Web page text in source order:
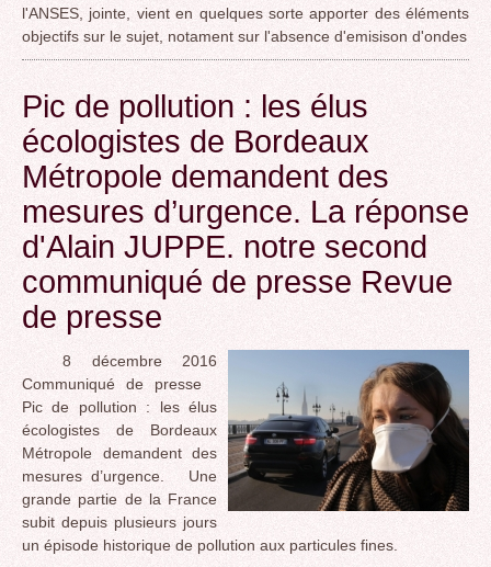
l'ANSES, jointe, vient en quelques sorte apporter des éléments
objectifs sur le sujet, notament sur l'absence d'emisison d'ondes
Pic de pollution : les élus
écologistes de Bordeaux
Métropole demandent des
mesures d’urgence. La réponse
d'Alain JUPPE. notre second
communiqué de presse Revue
de presse
8 décembre 2016
Communiqué de presse
Pic de pollution : les élus
écologistes de Bordeaux
Métropole demandent des
mesures d’urgence. Une
grande partie de la France
subit depuis plusieurs jours
un épisode historique de pollution aux particules fines.